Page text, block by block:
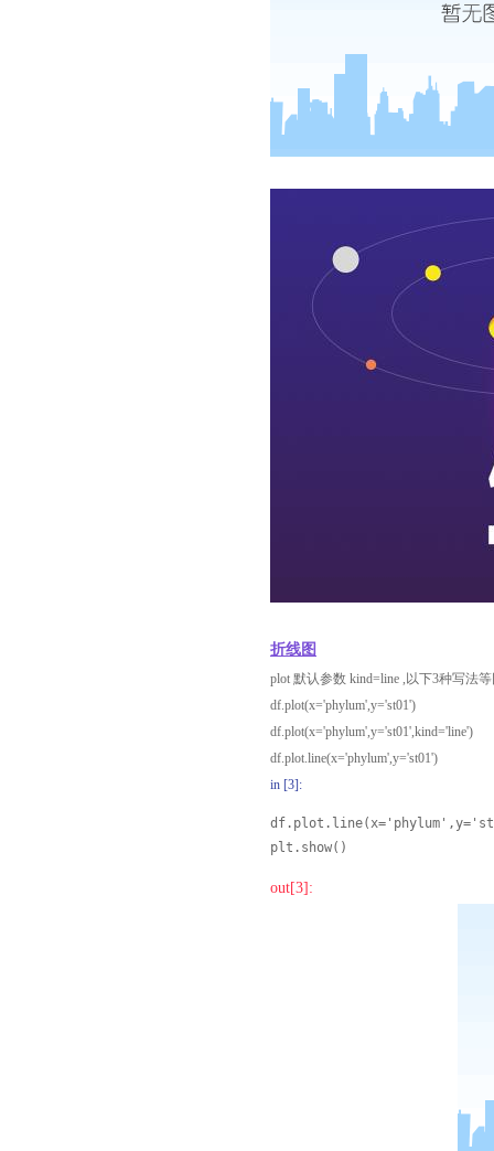
折线图
plot 默认参数 kind=line ,以下3种写法
df.plot(x='phylum',y='st01')
df.plot(x='phylum',y='st01',kind='line')
df.plot.line(x='phylum',y='st01')
in [3]:
plt.show()
out[3]: